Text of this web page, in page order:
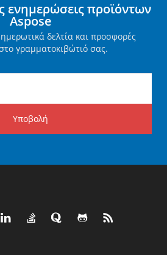
ενημερώσεις προϊόντων
Aspose
δελτία και προσφορές
γραμματοκιβώτιό σας.
Υποβολή